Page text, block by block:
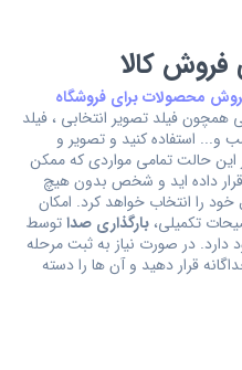
فروش کالا
محصولات برای فروشگاه
همچون فیلد تصویر انتخابی ، فیلد
و... استفاده کنید و تصویر و
این حالت تمامی مواردی که ممکن
داده اید و شخص بدون هیچ
را انتخاب خواهد کرد. امکان
تکمیلی، بارگذاری صداتوسط
در صورت نیاز به ثبت مرحله
قرار دهید و آن ها را دسته